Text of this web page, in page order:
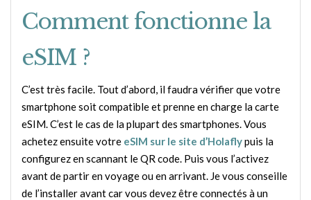
Comment fonctionne la
eSIM ?
C’est très facile. Tout d’abord, il faudra vérifier que votre
smartphone soit compatible et prenne en charge la carte
eSIM. C’est le cas de la plupart des smartphones. Vous
achetez ensuite votre eSIM sur le site d’Holaflypuis la
configurez en scannant le QR code. Puis vous l’activez
avant de partir en voyage ou en arrivant. Je vous conseille
de l’installer avant car vous devez être connectés à un